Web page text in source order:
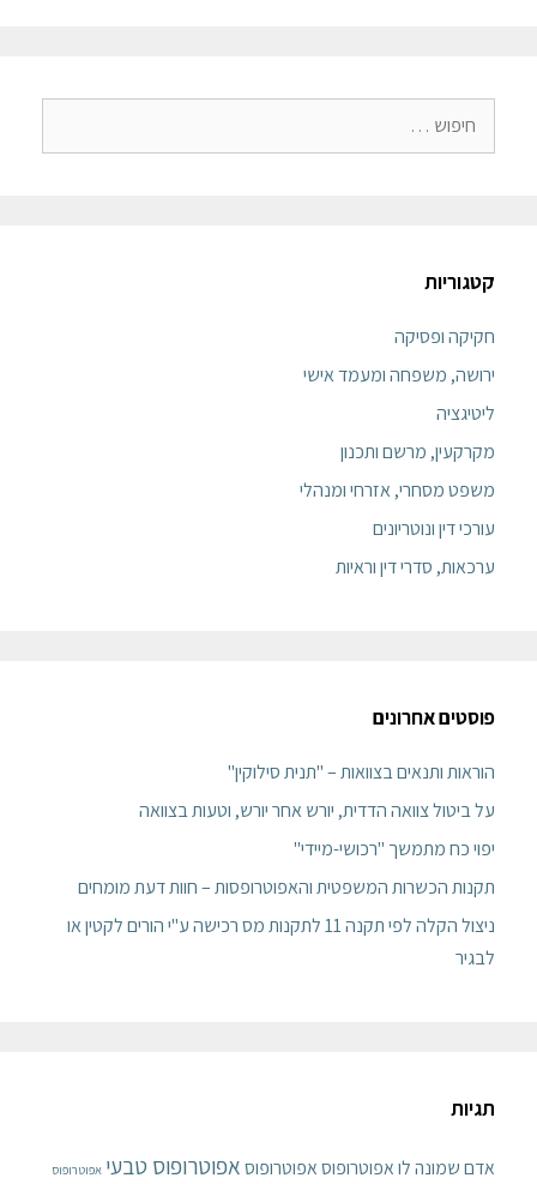
קטגוריות
חקיקה ופסיקה
ירושה, משפחה ומעמד אישי
ליטיגציה
מקרקעין, מרשם ותכנון
משפט מסחרי, אזרחי ומנהלי
עורכי דין ונוטריונים
ערכאות, סדרי דין וראיות
פוסטים אחרונים
הוראות ותנאים בצוואות – "תנית סילוקין"
על ביטול צוואה הדדית, יורש אחר יורש, וטעות בצוואה
יפוי כח מתמשך "רכושי-מיידי"
תקנות הכשרות המשפטית והאפוטרופסות – חוות דעת מומחים
ניצול הקלה לפי תקנה 11 לתקנות מס רכישה ע"י הורים לקטין או
לבגיר
תגיות
אדם שמונה לו אפוטרופוסאפוטרופוסאפוטרופוס טבעי אפוטרופוס